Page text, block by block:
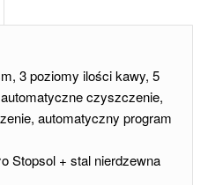
3 poziomy ilości kawy, 5
czyszczenie,
automatyczny program
Stopsol + stal nierdzewna